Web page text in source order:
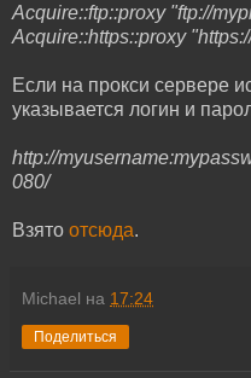
Acquire::ftp::proxy "ftp://
Acquire::https::proxy
Если на прокси сервере
указывается логин и
http://
080/
Взято отсюда.
Michael на 17:24
Поделиться